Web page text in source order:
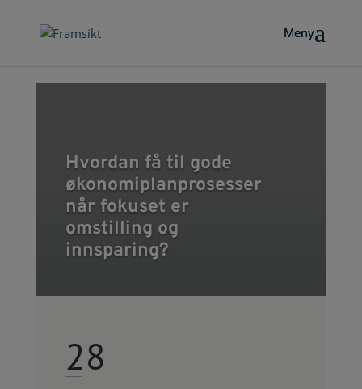
Hvordan få til gode
økonomiplanprosesser
når fokuset er
omstilling og
innsparing?
28